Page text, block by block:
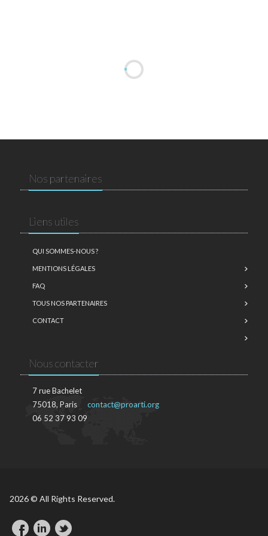
Nos partenaires
Liens utiles
QUI SOMMES-NOUS ?
MENTIONS LÉGALES
FAQ
TOUS NOS PARTENAIRES
CONTACT
Nous contacter
7 rue Bachelet
75018, Paris
06 52 37 93 09
contact@proarti.org
2026 © All Rights Reserved.